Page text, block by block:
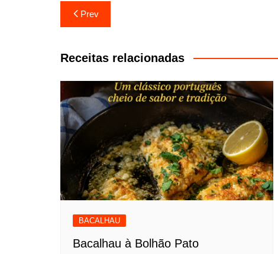
Navegação
de
artigos
Prev
Receitas relacionadas
BACALHAU
Bacalhau à Bolhão Pato